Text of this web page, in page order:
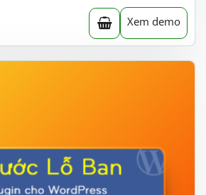
Xem demo